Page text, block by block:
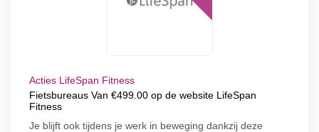
Acties LifeSpan Fitness
Fietsbureaus Van €499.00 op de website LifeSpan
Fitness
Je blijft ook tijdens je werk in beweging dankzij deze